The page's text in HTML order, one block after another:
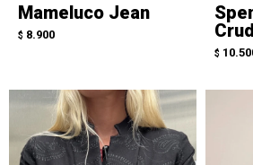
Mameluco Jean
$ 8.900
$